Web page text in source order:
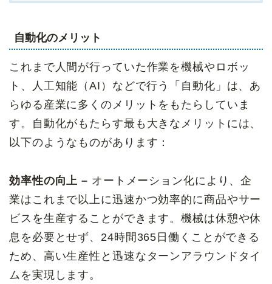
自動化のメリット
これまで人間が行っていた作業を機械やロボッ
ト、人工知能（AI）などで行う「自動化」は、あ
らゆる産業に多くのメリットをもたらしていま
す。自動化がもたらす最も大きなメリットには、
以下のようなものがあります：
効率性の向上 – オートメーション化により、企
業はこれまで以上に迅速かつ効率的に商品やサー
ビスを生産することができます。機械は休憩や休
息を必要とせず、24時間365日働くことができる
ため、高い生産性と迅速なターンアラウンドタイ
ムを実現します。